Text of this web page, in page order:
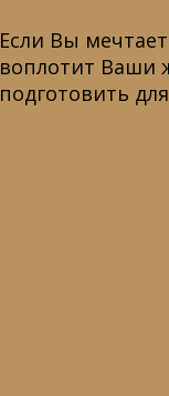
Если Вы
воплотит Ваши
подготовить